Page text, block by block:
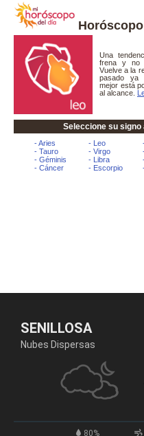
Horóscopo
SENILLOSA
Nubes Dispersas
80%